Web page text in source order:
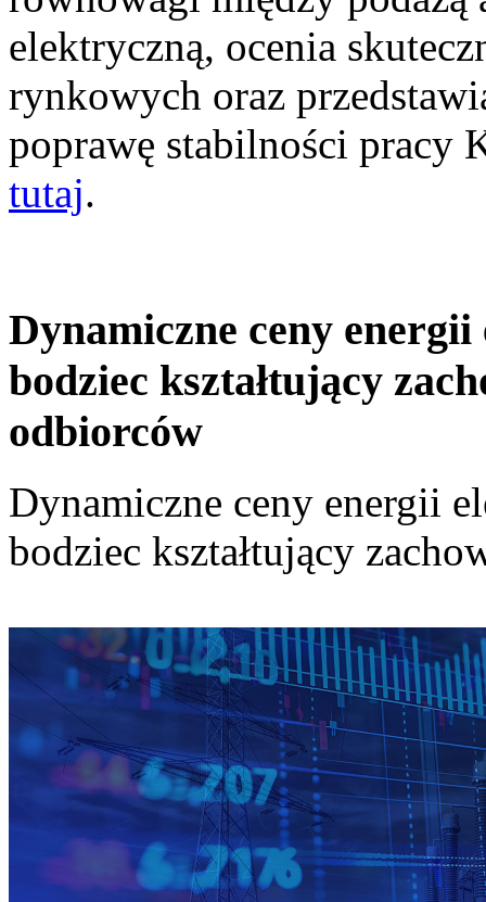
elektryczną, ocenia
rynkowych oraz
poprawę stabilności pracy
tutaj.
Dynamiczne ceny
bodziec kształtujący
odbiorców
Dynamiczne ceny energii
bodziec kształtujący